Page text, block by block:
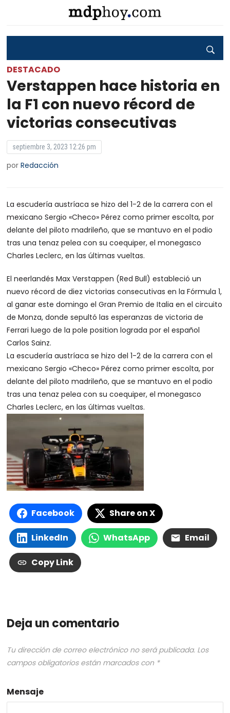
DESTACADO
Verstappen hace historia en
la F1 con nuevo récord de
victorias consecutivas
septiembre 3, 2023 12:26 pm
porRedacción
La escudería austríaca se hizo del 1-2 de la carrera con el
mexicano Sergio «Checo» Pérez como primer escolta, por
delante del piloto madrileño, que se mantuvo en el podio
tras una tenaz pelea con su coequiper, el monegasco
Charles Leclerc, en las últimas vueltas.
El neerlandés Max Verstappen (Red Bull) estableció un
nuevo récord de diez victorias consecutivas en la Fórmula 1,
al ganar este domingo el Gran Premio de Italia en el circuito
de Monza, donde sepultó las esperanzas de victoria de
Ferrari luego de la pole position lograda por el español
Carlos Sainz.
La escudería austríaca se hizo del 1-2 de la carrera con el
mexicano Sergio «Checo» Pérez como primer escolta, por
delante del piloto madrileño, que se mantuvo en el podio
tras una tenaz pelea con su coequiper, el monegasco
Charles Leclerc, en las últimas vueltas.
Facebook Share on X
LinkedIn WhatsApp Email
Copy Link
Deja un comentario
Tu dirección de correo electrónico no será publicada. Los
campos obligatorios están marcados con *
Mensaje